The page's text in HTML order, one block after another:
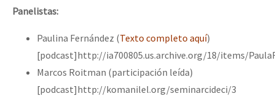
Panelistas:
Paulina Fernández (Texto completo aquí)
[podcast]http://ia700805.us.archive.org/18/items/
Marcos Roitman (participación leída)
[podcast]http://komanilel.org/seminarcideci/3